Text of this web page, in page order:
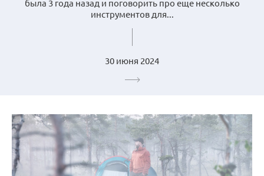
была 3 года назад и поговорить про еще несколько
инструментов для...
30 июня 2024